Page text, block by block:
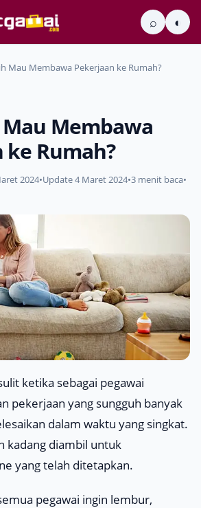
⌕ ◐
Mau Membawa Pekerjaan ke Rumah?
Membawa
Rumah?
2024•Update 4 Maret 2024•3 menit baca•
ketika sebagai pegawai
pekerjaan yang sungguh banyak
dalam waktu yang singkat.
kadang diambil untuk
yang telah ditetapkan.
pegawai ingin lembur,